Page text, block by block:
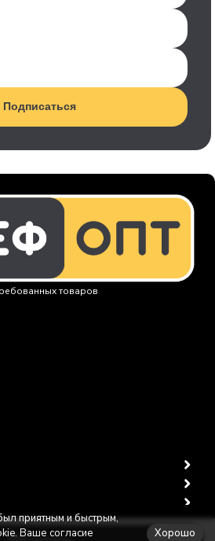
Подписаться
товаров
компания"
приятным и быстрым,
Ваше согласие
Хорошо